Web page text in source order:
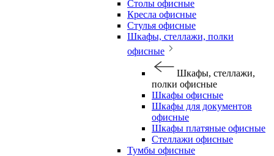
Столы офисные
Кресла офисные
Стулья офисные
Шкафы, стеллажи, полки
офисные
Шкафы, стеллажи,
полки офисные
Шкафы офисные
Шкафы для документов
офисные
Шкафы платяные офисные
Стеллажи офисные
Тумбы офисные